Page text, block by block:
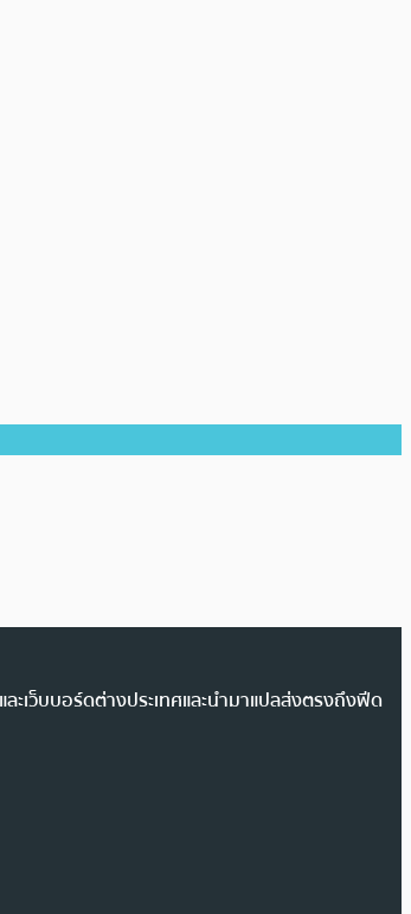
ะเว็บบอร์ดต่างประเทศและนำมาแปลส่งตรงถึงฟีด